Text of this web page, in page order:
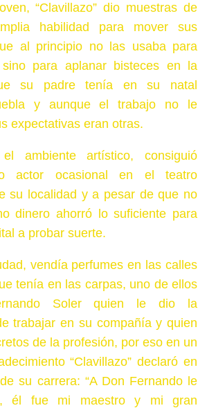
“Clavillazo” dio muestras de
habilidad para mover sus
al principio no las usaba para
sino para aplanar bisteces en la
su padre tenía en su natal
y aunque el trabajo no le
expectativas eran otras.
ambiente artístico, consiguió
actor ocasional en el teatro
su localidad y a pesar de que no
dinero ahorró lo suficiente para
a probar suerte.
vendía perfumes en las calles
tenía en las carpas, uno de ellos
Soler quien le dio la
trabajar en su compañía y quien
de la profesión, por eso en un
“Clavillazo” declaró en
su carrera: “A Don Fernando le
él fue mi maestro y mi gran